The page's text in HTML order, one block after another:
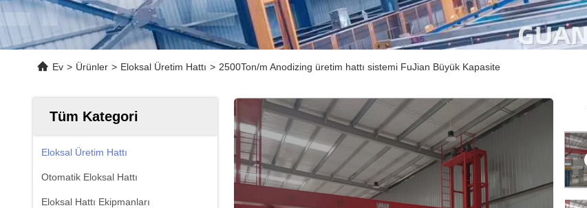
Ev > Ürünler > Eloksal Üretim Hattı > 2500Ton/m Anodizing üretim hattı sistemi FuJian Büyük Kapasite
Tüm Kategori
Eloksal Üretim Hattı
Otomatik Eloksal Hattı
Eloksal Hattı Ekipmanları